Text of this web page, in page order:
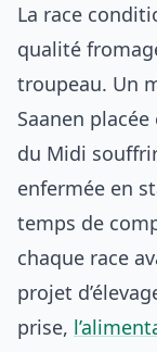
La race
qualité
troupeau. Un
Saanen
du Midi
enfermée en
temps de
chaque race
projet
prise,